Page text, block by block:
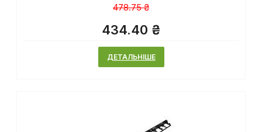
478.75 ₴
434.40 ₴
ДЕТАЛЬНІШЕ